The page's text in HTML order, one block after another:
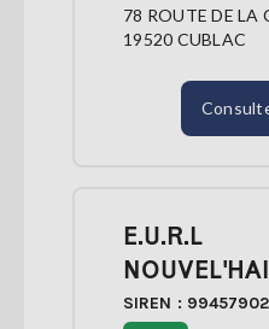
78 ROUTE DE LA
19520 CUBLAC
E.U.R.L
SIREN :